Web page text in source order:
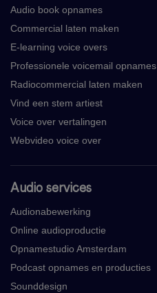
Audio book opnames
Commercial laten maken
E-learning voice overs
Professionele voicemail opnames
Radiocommercial laten maken
Vind een stem artiest
Voice over vertalingen
Webvideo voice over
Audio services
Audionabewerking
Online audioproductie
Opnamestudio Amsterdam
Podcast opnames en producties
Sounddesign